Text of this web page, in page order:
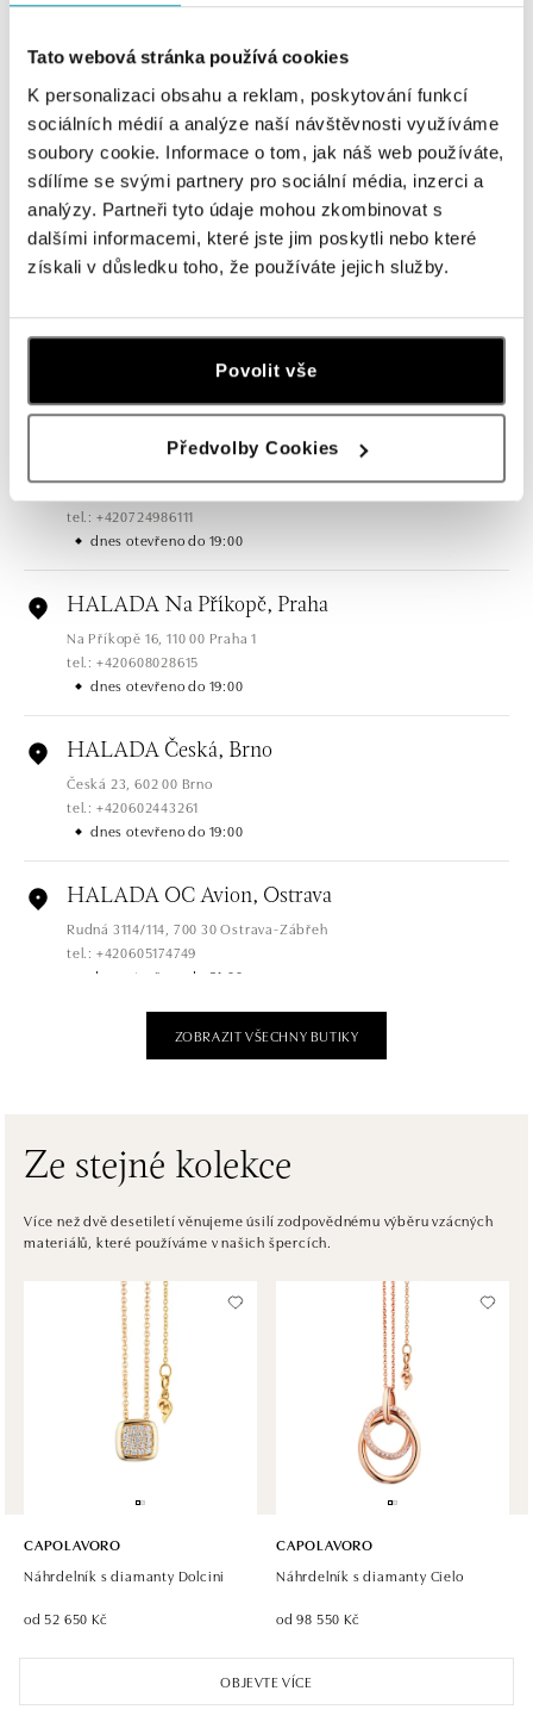
Tato webová stránka používá cookies
K personalizaci obsahu a reklam, poskytování funkcí
sociálních médií a analýze naší návštěvnosti využíváme
soubory cookie. Informace o tom, jak náš web používáte,
sdílíme se svými partnery pro sociální média, inzerci a
analýzy. Partneři tyto údaje mohou zkombinovat s
dalšími informacemi, které jste jim poskytli nebo které
získali v důsledku toho, že používáte jejich služby.
Povolit vše
Předvolby Cookies
HALADA BUTIKY
Navštivte naše butiky
Všechny Česko Slovensko
HALADA Pařížská, Praha
tel.: +420724986111
dnes otevřeno do 19:00
HALADA Na Příkopě, Praha
Na Příkopě 16, 110 00 Praha 1
tel.: +420608028615
dnes otevřeno do 19:00
HALADA Česká, Brno
Česká 23, 602 00 Brno
tel.: +420602443261
dnes otevřeno do 19:00
HALADA OC Avion, Ostrava
Rudná 3114/114, 700 30 Ostrava-Zábřeh
tel.: +420605174749
dnes otevřeno do 21:00
HALADA OC Eurovea, Bratislava
HALADA OC Avion, Bratislava
Ivanská cesta 16, 821 04 Bratislava
tel.: +421 917 090 372
Halada OC Aupark, Bratislava
Einsteinova 18, 851 01 Bratislava
tel.: +421 917 090 891
dnes otevřeno do 21:00
ZOBRAZIT VŠECHNY BUTIKY
Ze stejné kolekce
Více než dvě desetiletí věnujeme úsilí zodpovědnému výběru vzácných
materiálů, které používáme v našich špercích.
OBJEVTE VÍCE
CAPOLAVORO
Náhrdelník s diamanty Dolcini
od 52 650 Kč
CAPOLAVORO
Náhrdelník s diamanty Cielo
od 98 550 Kč